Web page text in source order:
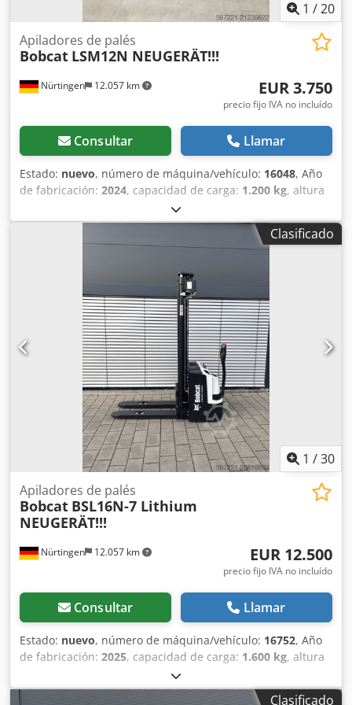
1 /20
Nürtingen 12.057 km
Apiladores de palés
Bobcat LSM12N NEUGERÄT!!!
EUR 3.750
precio fijo IVA no incluído
Consultar Llamar
Estado: nuevo, número de máquina/vehículo: 16048, Año
de fabricación: 2024, capacidad de carga: 1.200 kg, altura
, centro de carga:
combustible:eléctrico, tipo de mástil:Simplex, altura de
construcción:2.080 mm , voltaje de la batería: 24 V,
5076939 Número de serie: OBWNL-002740 Especificaciones
de la batería: 24 V, 60 Ah Chodpjykc Rrefx Algsa
Clasificado
1 /30
Nürtingen 12.057 km
Apiladores de palés
Bobcat BSL16N-7 Lithium
NEUGERÄT!!!
EUR 12.500
precio fijo IVA no incluído
Consultar Llamar
Estado: nuevo, número de máquina/vehículo: 16752, Año
de fabricación: 2025, capacidad de carga: 1.600 kg, altura
, ascensor libre:
de carga:600 mm, tipo de combustible:eléctrico, tipo de
Clasificado